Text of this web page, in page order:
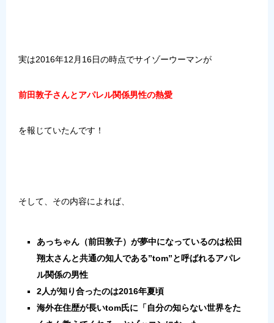
実は2016年12月16日の時点でサイゾーウーマンが
前田敦子さんとアパレル関係男性の熱愛
を報じていたんです！
そして、その内容によれば、
あっちゃん（前田敦子）が夢中になっているのは松田
翔太さんと共通の知人である”tom”と呼ばれるアパレ
ル関係の男性
2人が知り合ったのは2016年夏頃
海外在住歴が長いtom氏に「自分の知らない世界をた